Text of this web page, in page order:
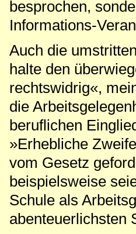
besprochen,
Informations-
Auch die
halte den
rechtswidrig«,
die
beruflichen
»Erhebliche
vom Gesetz
beispielsweise
Schule als
abenteuerlichsten